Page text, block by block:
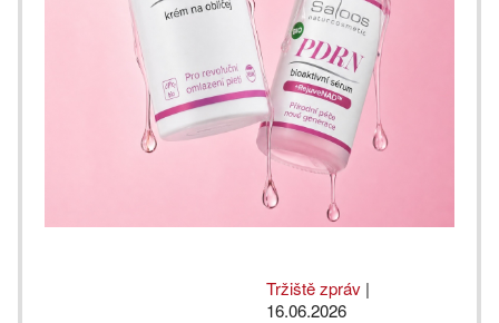
Tržiště zpráv |
16.06.2026